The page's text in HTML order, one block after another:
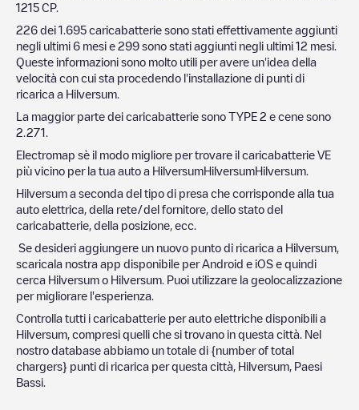
1215 CP.
226 dei 1.695 caricabatterie sono stati effettivamente aggiunti
negli ultimi 6 mesi e 299 sono stati aggiunti negli ultimi 12 mesi.
Queste informazioni sono molto utili per avere un'idea della
velocità con cui sta procedendo l'installazione di punti di
ricarica a Hilversum
La maggior parte dei caricabatterie sono TYPE 2 e cene sono
2.271
Electromap sè il modo migliore per trovare il caricabatterie VE
più vicino per la tua auto a HilversumHilversumHilversum
Hilversum a seconda del tipo di presa che corrisponde alla tua
auto elettrica, della rete/del fornitore, dello stato del
caricabatterie, della posizione, ecc.
Se desideri aggiungere un nuovo punto di ricarica a Hilversum
scaricala nostra app disponibile per Android e iOS e quindi
cerca Hilversum o Hilversum . Puoi utilizzare la geolocalizzazione
per migliorare l'esperienza.
Controlla tutti i caricabatterie per auto elettriche disponibili a
Hilversum , compresi quelli che si trovano in questa città. Nel
nostro database abbiamo un totale di {number of total
chargers} punti di ricarica per questa città, Hilversum Paesi
Bassi